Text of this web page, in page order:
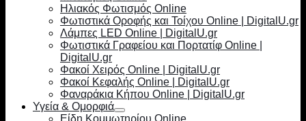
Ηλιακός Φωτισμός Online
Φωτιστικά Οροφής και Τοίχου Online | DigitalU.gr
Λάμπες LED Online | DigitalU.gr
Φωτιστικά Γραφείου και Πορτατίφ Online |
DigitalU.gr
Φακοί Χειρός Online | DigitalU.gr
Φακοί Κεφαλής Online | DigitalU.gr
Φαναράκια Κήπου Online | DigitalU.gr
Υγεία & Ομορφιά